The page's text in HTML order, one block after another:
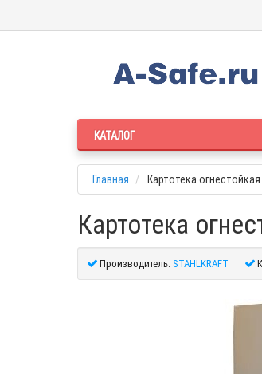
КАТАЛОГ
Главная Картотека
Картотека
Производитель:STAHLKRAFT